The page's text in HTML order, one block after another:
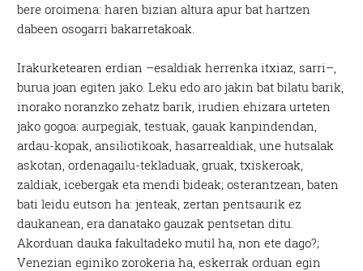
bere oroimena: haren bizian altura apur bat hartzen
dabeen osogarri bakarretakoak.
Irakurketearen erdian –esaldiak herrenka itxiaz, sarri–,
burua joan egiten jako. Leku edo aro jakin bat bilatu barik,
inorako noranzko zehatz barik, irudien ehizara urteten
jako gogoa: aurpegiak, testuak, gauak kanpindendan,
ardau-kopak, ansiliotikoak, hasarrealdiak, une hutsalak
askotan, ordenagailu-tekladuak, gruak, txiskeroak,
zaldiak, icebergak eta mendi bideak; osterantzean, baten
bati leidu eutson ha: jenteak, zertan pentsaurik ez
daukanean, era danatako gauzak pentsetan ditu.
Akorduan dauka fakultadeko mutil ha, non ete dago?;
Venezian eginiko zorokeria ha, eskerrak orduan egin